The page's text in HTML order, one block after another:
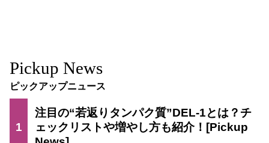
Pickup News
ピックアップニュース
1
注目の“若返りタンパク質”DEL-1とは？チ
ェックリストや増やし方も紹介！